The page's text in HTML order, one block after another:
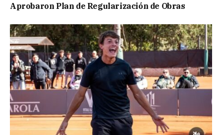
Aprobaron Plan de Regularización de Obras